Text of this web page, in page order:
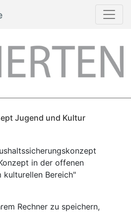
Jugend und Kultur
in der offenen
Bereich"
Rechner zu speichern,